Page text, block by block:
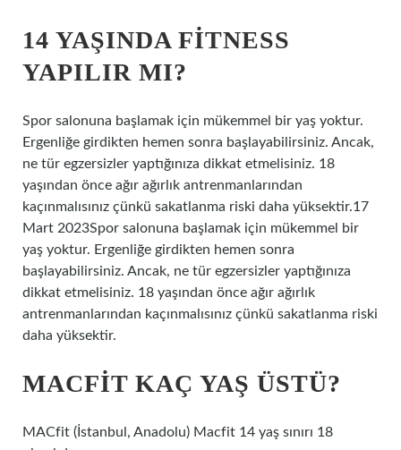
14 YAŞINDA FITNESS
YAPILIR MI?
Spor salonuna başlamak için mükemmel bir yaş yoktur.
Ergenliğe girdikten hemen sonra başlayabilirsiniz. Ancak,
ne tür egzersizler yaptığınıza dikkat etmelisiniz. 18
yaşından önce ağır ağırlık antrenmanlarından
kaçınmalısınız çünkü sakatlanma riski daha yüksektir.17
Mart 2023Spor salonuna başlamak için mükemmel bir
yaş yoktur. Ergenliğe girdikten hemen sonra
başlayabilirsiniz. Ancak, ne tür egzersizler yaptığınıza
dikkat etmelisiniz. 18 yaşından önce ağır ağırlık
antrenmanlarından kaçınmalısınız çünkü sakatlanma riski
daha yüksektir.
MACFIT KAÇ YAŞ ÜSTÜ?
MACfit (İstanbul, Anadolu) Macfit 14 yaş sınırı 18